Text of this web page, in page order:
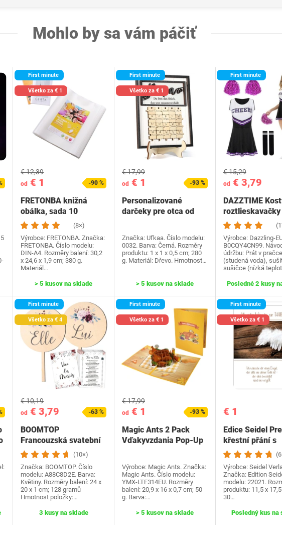
Mohlo by sa vám páčiť
First minute
Všetko za € 1
od € 1
€ 12,39
-90 %
FRETONBA knižná
obálka, sada 10
knižných dosiek,
priehľadné…
(8×)
Výrobce: FRETONBA. Značka:
FRETONBA. Číslo modelu:
DIN-A4. Rozměry balení: 30,2
x 24,6 x 1,9 cm; 380 g.
Materiál…
> 5 kusov na sklade
First minute
Všetko za € 1
od€ 1
€ 17,99
-93 %
Personalizované
darčeky pre otca od
Značka: Ufkaa. Číslo modelu:
0032. Barva: Černá. Rozměry
produktu: 1 x 1 x 0,5 cm; 280
g. Materiál: Dřevo. Hmotnost…
> 5 kusov na sklade
First minute
od€ 3,79
€ 15,29
DAZZTIME
roztlieskavačky
dámske,
Výrobce: Dazzling-
B0CQY4CN99.
údržbu: Prát v pračce
(studená voda),
sušičce (nízká
Posledné 2 kusy
First minute
Všetko za € 4
od € 3,79
€ 10,19
-63 %
BOOMTOP
Francouzská svatební
hra Dřevěná cedulka a
kvízové…
(10×)
Značka: BOOMTOP. Číslo
modelu: A88C8D2E. Barva:
Květiny. Rozměry balení: 24 x
20 x 1 cm; 128 gramů
Hmotnost položky:…
3 kusy na sklade
First minute
Všetko za € 1
od€ 1
€ 17,99
-93 %
Magic Ants 2 Pack
Vďakyvzdania Pop-Up
Výrobce: Magic Ants. Značka:
Magic Ants. Číslo modelu:
YMX-LTF314EU. Rozměry
balení: 20,9 x 16 x 0,7 cm; 50
g. Barva:…
> 5 kusov na sklade
First minute
Všetko za € 1
€ 1
Edice Seidel
křestní přání s
obálkou. Přání
křtu…
Výrobce: Seidel
Značka: Edition
modelu: 22021.
produktu: 11,5 x
30…
Posledný kus na